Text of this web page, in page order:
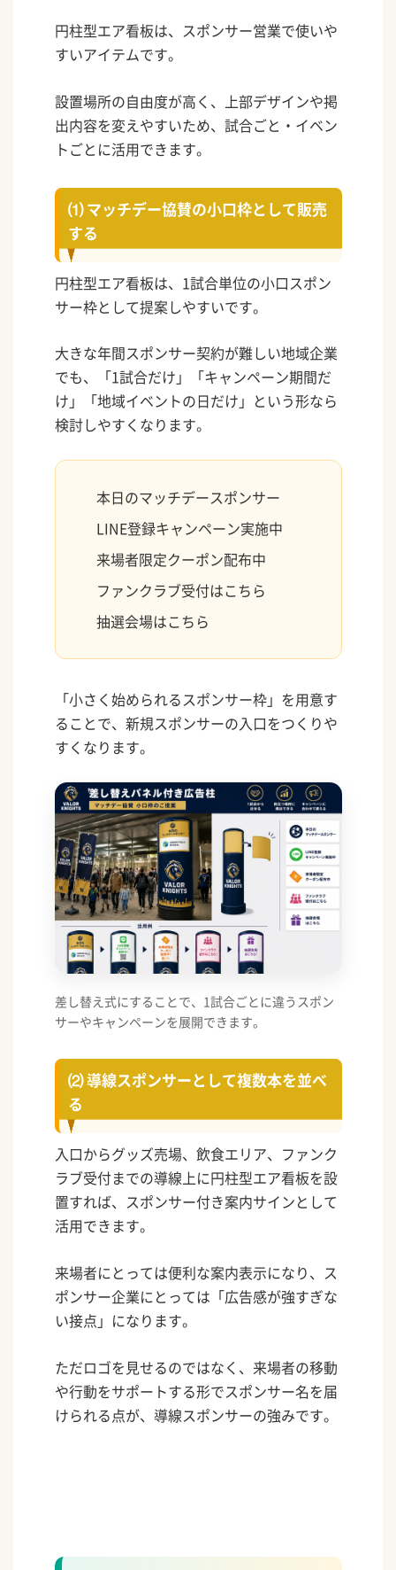
円柱型エア看板は、スポンサー営業で使いや
すいアイテムです。
設置場所の自由度が高く、上部デザインや掲
出内容を変えやすいため、試合ごと・イベン
トごとに活用できます。
⑴ マッチデー協賛の小口枠として販売
する
円柱型エア看板は、1試合単位の小口スポン
サー枠として提案しやすいです。
大きな年間スポンサー契約が難しい地域企業
でも、「1試合だけ」「キャンペーン期間だ
け」「地域イベントの日だけ」という形なら
検討しやすくなります。
本日のマッチデースポンサー
LINE登録キャンペーン実施中
来場者限定クーポン配布中
ファンクラブ受付はこちら
抽選会場はこちら
「小さく始められるスポンサー枠」を用意す
ることで、新規スポンサーの入口をつくりや
すくなります。
差し替え式にすることで、1試合ごとに違うスポン
サーやキャンペーンを展開できます。
⑵ 導線スポンサーとして複数本を並べ
る
入口からグッズ売場、飲食エリア、ファンク
ラブ受付までの導線上に円柱型エア看板を設
置すれば、スポンサー付き案内サインとして
活用できます。
来場者にとっては便利な案内表示になり、ス
ポンサー企業にとっては「広告感が強すぎな
い接点」になります。
ただロゴを見せるのではなく、来場者の移動
や行動をサポートする形でスポンサー名を届
けられる点が、導線スポンサーの強みです。